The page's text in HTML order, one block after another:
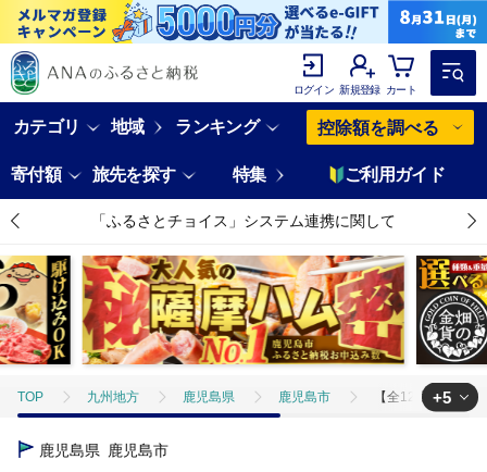
ログイン 新規登録 カート
カテゴリ 地域 ランキング 控除額を調べる
寄付額 旅先を探す 特集 ご利用ガイド
「ふるさとチョイス」システム連携に関して
TOP 九州地方 鹿児島県 鹿児島市 【全12回定期便
TOP
+5
鹿児島県 鹿児島市